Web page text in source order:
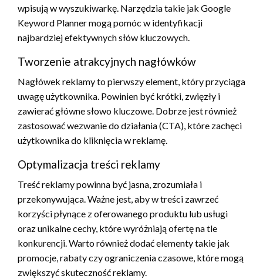
wpisują w wyszukiwarkę. Narzędzia takie jak Google
Keyword Planner mogą pomóc w identyfikacji
najbardziej efektywnych słów kluczowych.
Tworzenie atrakcyjnych nagłówków
Nagłówek reklamy to pierwszy element, który przyciąga
uwagę użytkownika. Powinien być krótki, zwięzły i
zawierać główne słowo kluczowe. Dobrze jest również
zastosować wezwanie do działania (CTA), które zachęci
użytkownika do kliknięcia w reklamę.
Optymalizacja treści reklamy
Treść reklamy powinna być jasna, zrozumiała i
przekonywująca. Ważne jest, aby w treści zawrzeć
korzyści płynące z oferowanego produktu lub usługi
oraz unikalne cechy, które wyróżniają ofertę na tle
konkurencji. Warto również dodać elementy takie jak
promocje, rabaty czy ograniczenia czasowe, które mogą
zwiększyć skuteczność reklamy.